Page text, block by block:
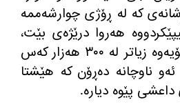
ی‌كه له ڕۆژی چوارشهممه
ههروا درێژهی بێت،
وه زیاتر له ٣٠٠ هه زار كهس
و ناوچانه دهڕۆن كه هێشتا
پێوه دیاره‌.